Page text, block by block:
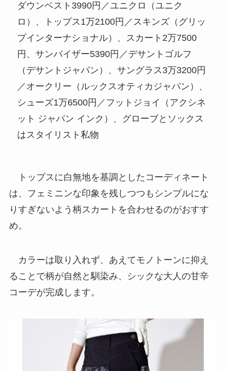
ダウンベスト3990円／ユニクロ（ユニク
ロ）、トップス1万2100円／スキンズ（グリッ
プインターナショナル）、スカート2万7500
円、サンバイザー5390円／デサントゴルフ
（デサントジャパン）、サングラス3万3200円
／オークリー（ルックスオティカジャパン）、
シューズ1万6500円／フットジョイ（アクシネ
ット ジャパン インク）、グローブとソックス
はスタイリスト私物
トップスに白無地を基調としたコーディネート
は、フェミニンな印象を残しつつもシンプルにな
りすぎないよう柄スカートを合わせるのがおすす
め。
カラーは取り入れず、あえてモノトーンに抑え
ることで柄が自然と馴染み、シックな大人の甘辛
コーデが完成します。